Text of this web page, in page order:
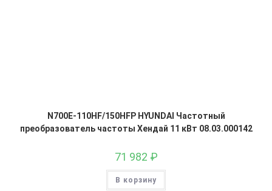
N700E-110HF/150HFP HYUNDAI Частотный
преобразователь частоты Хендай 11 кВт 08.03.000142
71 982 ₽
В корзину